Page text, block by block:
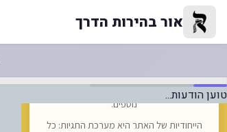
רביבו 148 עדכון מספר 8 04/09/2025 בהמשך למכתב המשותף שהוצ... | אור בהירות הדרךאור בהירות הדרך
טוען הודעות...